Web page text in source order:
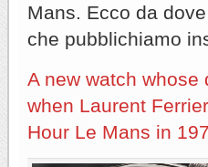
Mans. Ecco da
che pubblichiamo
A new watch
when Laurent
Hour Le Mans in